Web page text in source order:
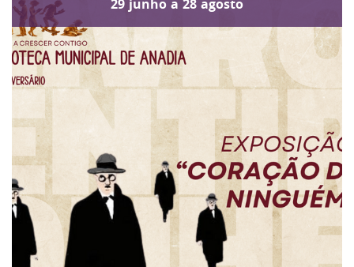
29 junho a 28 agosto